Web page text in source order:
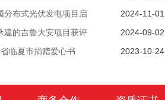
分布式光伏发电项目启
2024-11-01
建的吉鲁大安项目获评
2024-09-02
临夏市捐赠爱心书
2023-10-24